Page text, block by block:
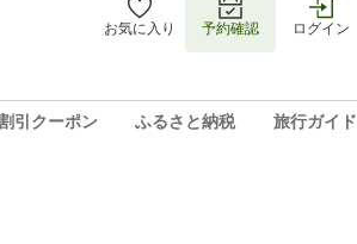
お気に入り 予約確認 ログイン
引クーポン ふるさと納税 旅行ガイド